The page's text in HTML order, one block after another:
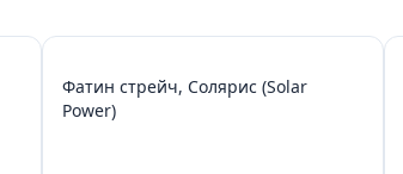
Фатин стрейч, Солярис (Solar
Power)